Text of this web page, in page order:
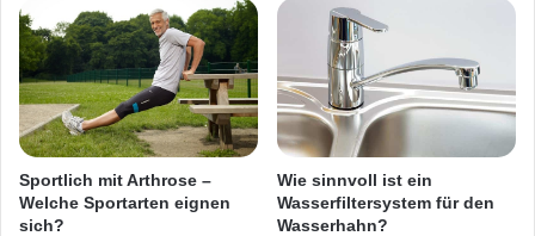
Sportlich mit Arthrose –
Welche Sportarten eignen
sich?
Wie sinnvoll ist ein
Wasserfiltersystem für den
Wasserhahn?